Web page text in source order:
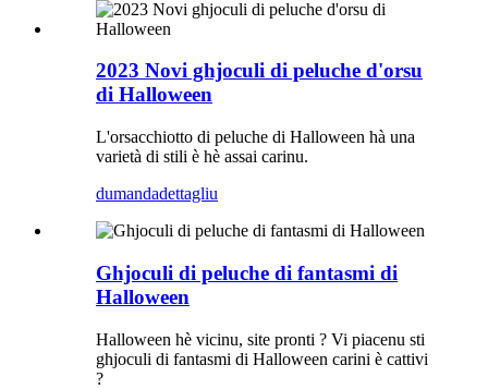
2023 Novi ghjoculi di peluche d'orsu
di Halloween
L'orsacchiotto di peluche di Halloween hà una
varietà di stili è hè assai carinu.
dumandadettagliu
Ghjoculi di peluche di fantasmi di
Halloween
Halloween hè vicinu, site pronti ? Vi piacenu sti
ghjoculi di fantasmi di Halloween carini è cattivi
?